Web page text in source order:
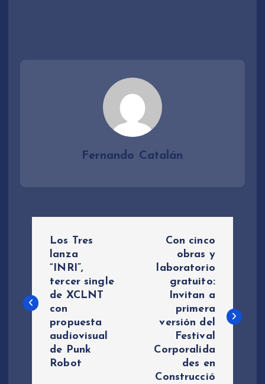
Fernando Catalán
v
e
Los Tres
lanza
“INRI”,
tercer single
de XCLNT
con
propuesta
audiovisual
de Punk
Robot
Con cinco
obras y
laboratorio
gratuito:
Invitan a
primera
versión del
Festival
Corporalida
des en
Construcció